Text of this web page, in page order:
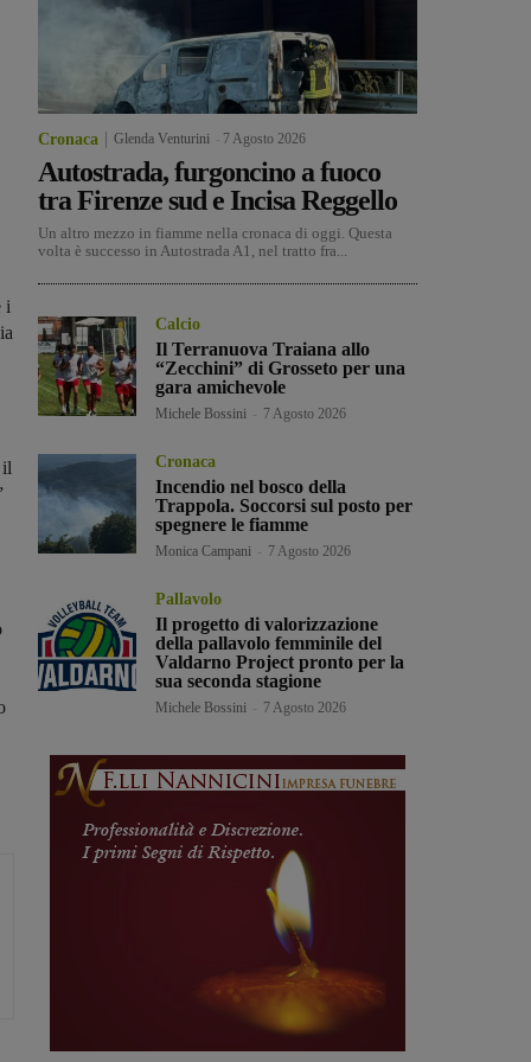
i
il
Cronaca Glenda Venturini 7 Agosto 2026
Autostrada, furgoncino a fuoco
tra Firenze sud e Incisa Reggello
Un altro mezzo in fiamme nella cronaca di oggi. Questa
volta è successo in Autostrada A1, nel tratto fra...
Calcio
Il Terranuova Traiana allo
“Zecchini” di Grosseto per una
gara amichevole
Michele Bossini 7 Agosto 2026
Cronaca
Incendio nel bosco della
Trappola. Soccorsi sul posto per
spegnere le fiamme
Monica Campani 7 Agosto 2026
Pallavolo
Il progetto di valorizzazione
della pallavolo femminile del
Valdarno Project pronto per la
sua seconda stagione
Michele Bossini 7 Agosto 2026